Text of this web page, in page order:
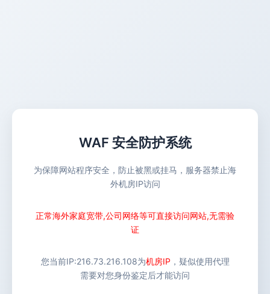
WAF 安全防护系统
为保障网站程序安全，防止被黑或挂马，服务器禁止海
外机房IP访问
正常海外家庭宽带,公司网络等可直接访问网站,无需验
证
您当前IP:216.73.216.108为机房IP ，疑似使用代理
需要对您身份鉴定后才能访问